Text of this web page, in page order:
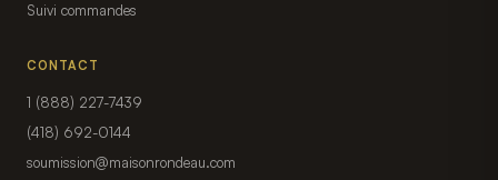
Suivi commandes
CONTACT
1 (888) 227-7439
(418) 692-0144
soumission@maisonrondeau.com